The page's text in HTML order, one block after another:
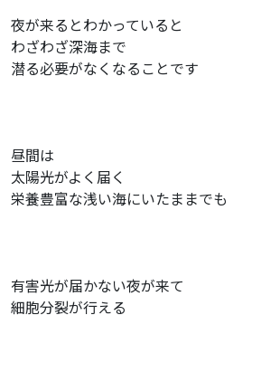
夜が来るとわかっていると
わざわざ深海まで
潜る必要がなくなることです
昼間は
太陽光がよく届く
栄養豊富な浅い海にいたままでも
有害光が届かない夜が来て
細胞分裂が行える